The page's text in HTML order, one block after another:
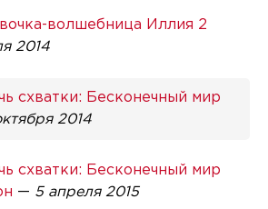
волшебница Иллия 2
2014
схватки: Бесконечный мир
2014
схватки: Бесконечный мир
— 5 апреля 2015